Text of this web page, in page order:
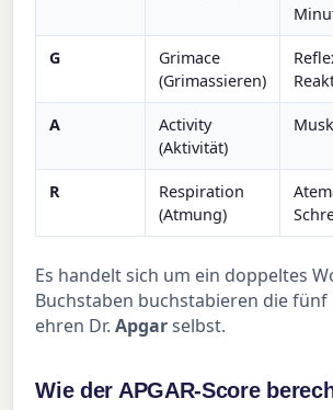
G
Grimace
(Grimassieren)
A
Activity
(Aktivität)
R
Respiration
(Atmung)
Es handelt sich um ein doppeltes
Buchstaben buchstabieren die
ehren Dr.Apgarselbst.
Wie der APGAR-Score